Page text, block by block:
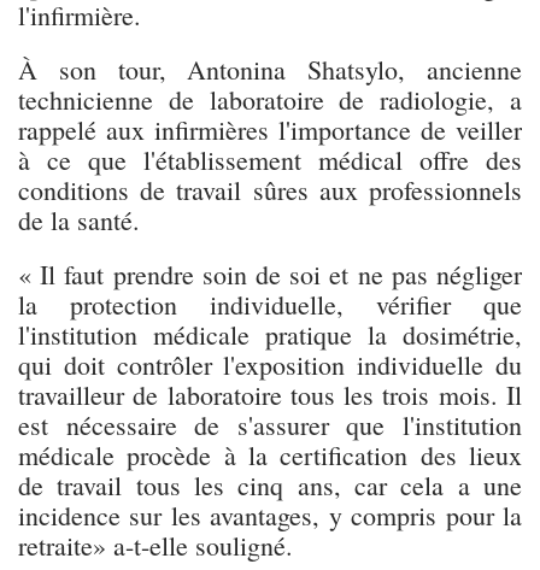
l'infirmière.
À son tour, Antonina Shatsylo, ancienne
technicienne de laboratoire de radiologie, a
rappelé aux infirmières l'importance de veiller
à ce que l'établissement médical offre des
conditions de travail sûres aux professionnels
de la santé.
« Il faut prendre soin de soi et ne pas négliger
la protection individuelle, vérifier que
l'institution médicale pratique la dosimétrie,
qui doit contrôler l'exposition individuelle du
travailleur de laboratoire tous les trois mois. Il
est nécessaire de s'assurer que l'institution
médicale procède à la certification des lieux
de travail tous les cinq ans, car cela a une
incidence sur les avantages, y compris pour la
retraite» a-t-elle souligné.